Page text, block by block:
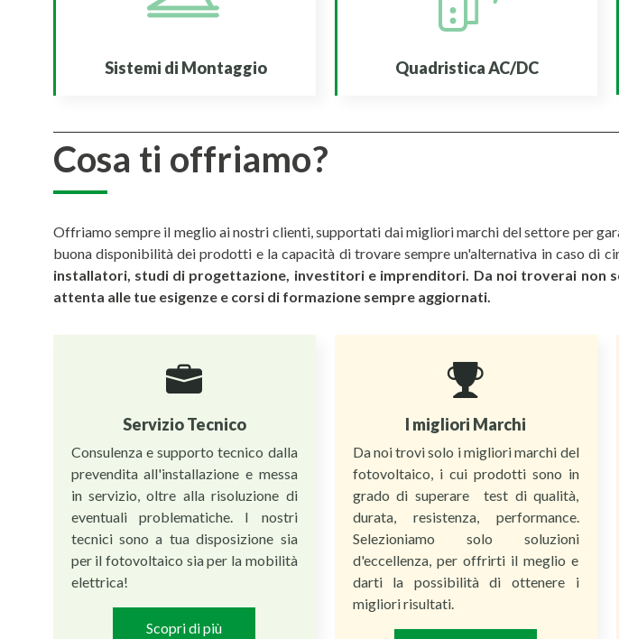
Sistemi di Montaggio Quadristica AC/DC
Cosa ti offriamo?
Offriamo sempre il meglio ai nostri clienti, supportati dai migliori marchi del settore per
buona disponibilità dei prodotti e la capacità di trovare sempre un'alternativa in caso di
installatori, studi di progettazione, investitori e imprenditori. Da noi troverai non
attenta alle tue esigenze e corsi di formazione sempre aggiornati.
Servizio Tecnico
Consulenza e supporto tecnico dalla
prevendita all'installazione e messa
in servizio, oltre alla risoluzione di
eventuali problematiche. I nostri
tecnici sono a tua disposizione sia
per il fotovoltaico sia per la mobilità
elettrica!
Scopri di più
I migliori Marchi
Da noi trovi solo i migliori marchi del
fotovoltaico, i cui prodotti sono in
grado di superare test di qualità,
durata, resistenza, performance.
Selezioniamo solo soluzioni
d'eccellenza, per offrirti il meglio e
darti la possibilità di ottenere i
migliori risultati.